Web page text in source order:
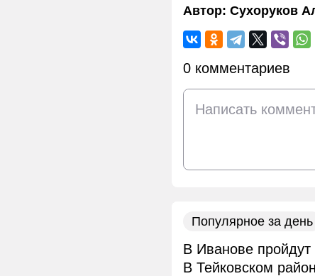
Автор: Сухоруков
0 комментариев
Популярное за день
В Иванове
В Тейковском